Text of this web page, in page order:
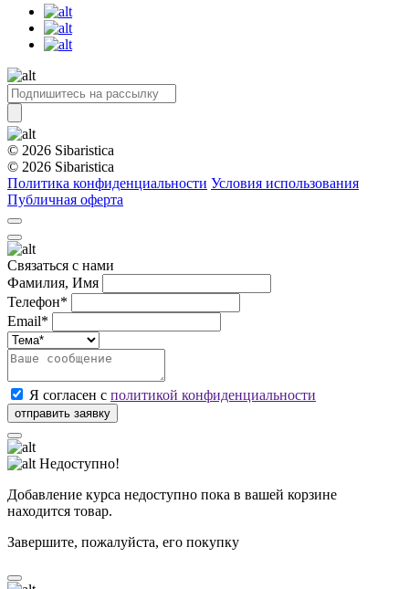
© 2026 Sibaristica
© 2026 Sibaristica
Политика конфиденциальности Условия использования
Публичная оферта
Связаться с нами
Фамилия, Имя
Телефон*
Email*
Я согласен с политикой конфиденциальности
Недоступно!
Добавление курса недоступно пока в вашей корзине
находится товар.
Завершите, пожалуйста, его покупку